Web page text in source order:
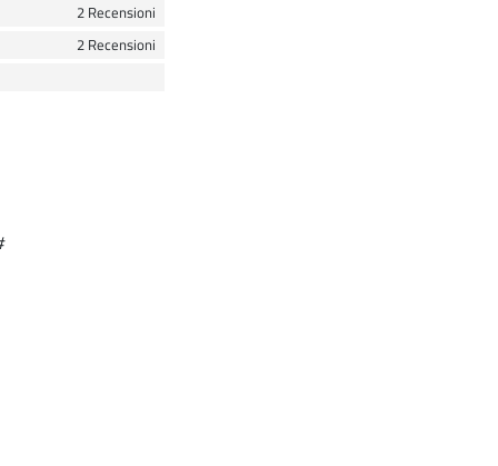
2 Recensioni
2 Recensioni